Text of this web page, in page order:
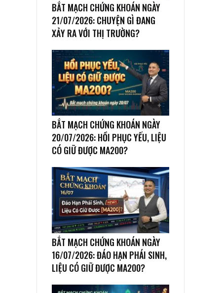
BẮT MẠCH CHỨNG KHOÁN NGÀY
21/07/2026: CHUYỆN GÌ ĐANG
XẢY RA VỚI THỊ TRƯỜNG?
BẮT MẠCH CHỨNG KHOÁN NGÀY
20/07/2026: HỒI PHỤC YẾU, LIỆU
CÓ GIỮ ĐƯỢC MA200?
BẮT MẠCH CHỨNG KHOÁN NGÀY
16/07/2026: ĐÁO HẠN PHÁI SINH,
LIỆU CÓ GIỮ ĐƯỢC MA200?